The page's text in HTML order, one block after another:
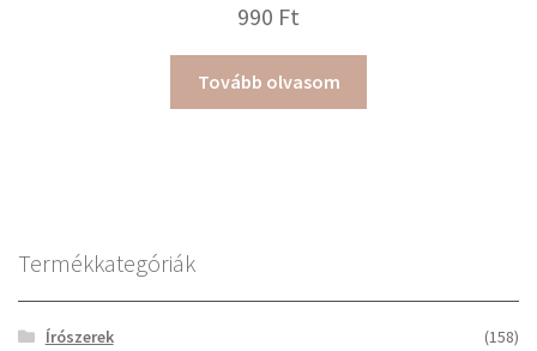
990 Ft
Tovább olvasom
Termékkategóriák
Írószerek
(158)